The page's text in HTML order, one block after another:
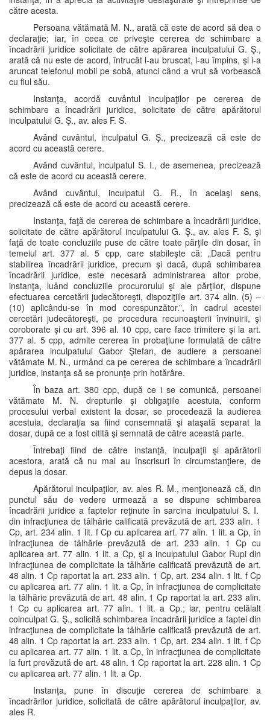
către acesta.
Persoana vătămată M. N., arată că este de acord să dea o
declaraţie; iar, în ceea ce priveşte cererea de schimbare a
încadrării juridice solicitate de către apărarea inculpatului G. Ş.,
arată că nu este de acord, întrucât l-au bruscat, l-au împins, şi i-a
aruncat telefonul mobil pe sobă, atunci când a vrut să vorbească
cu fiul său.
Instanţa, acordă cuvântul inculpaţilor pe cererea de
schimbare a încadrării juridice, solicitate de către apărătorul
inculpatului G. Ş., av. ales F. S.
Având cuvântul, inculpatul G. Ş., precizează că este de
acord cu această cerere.
Având cuvântul, inculpatul S. I., de asemenea, precizează
că este de acord cu această cerere.
Având cuvântul, inculpatul G. R., în acelaşi sens,
precizează că este de acord cu această cerere.
Instanţa, faţă de cererea de schimbare a încadrării juridice,
solicitate de către apărătorul inculpatului G. Ş., av. ales F. S, şi
faţă de toate concluziile puse de către toate părţile din dosar, în
temeiul art. 377 al. 5 cpp, care stabileşte că: „Dacă pentru
stabilirea încadrării juridice, precum şi dacă, după schimbarea
încadrării juridice, este necesară administrarea altor probe,
instanţa, luând concluziile procurorului şi ale părţilor, dispune
efectuarea cercetării judecătoreşti, dispoziţiile art. 374 alin. (5) –
(10) aplicându-se în mod corespunzător.”, în cadrul acestei
cercetări judecătoreşti, pe procedura recunoaşterii învinuirii, şi
coroborate şi cu art. 396 al. 10 cpp, care face trimitere şi la art.
377 al. 5 cpp, admite cererea în probaţiune formulată de către
apărarea inculpatului Gabor Ştefan, de audiere a persoanei
vătămate M. N., urmând ca pe cererea de schimbare a încadrării
juridice, instanţa să se pronunţe prin hotărâre.
În baza art. 380 cpp, după ce i se comunică, persoanei
vătămate M. N. drepturile şi obligaţiile acestuia, conform
procesului verbal existent la dosar, se procedează la audierea
acestuia, declaraţia sa fiind consemnată şi ataşată separat la
dosar, după ce a fost citită şi semnată de către această parte.
Întrebaţi fiind de către instanţă, inculpaţii şi apărătorii
acestora, arată că nu mai au înscrisuri în circumstanţiere, de
depus la dosar.
Apărătorul inculpaţilor, av. ales R. M., menţionează că, din
punctul său de vedere urmează a se dispune schimbarea
încadrării juridice a faptelor reţinute în sarcina inculpatului S. I.
din infracţiunea de tâlhărie calificată prevăzută de art. 233 alin. 1
Cp, art. 234 alin. 1 lit. f Cp cu aplicarea art. 77 alin. 1 lit. a Cp, în
infracţiunea de tâlhărie prevăzută de art. 233 alin. 1 Cp cu
aplicarea art. 77 alin. 1 lit. a Cp, şi a inculpatului Gabor Rupi din
infracţiunea de complicitate la tâlhărie calificată prevăzută de art.
48 alin. 1 Cp raportat la art. 233 alin. 1 Cp, art. 234 alin. 1 lit. f Cp
cu aplicarea art. 77 alin. 1 lit. a Cp, în infracţiunea de complicitate
la tâlhărie prevăzută de art. 48 alin. 1 Cp raportat la art. 233 alin.
1 Cp cu aplicarea art. 77 alin. 1 lit. a Cp.; iar, pentru celălalt
coinculpat G. Ş., solicită schimbarea încadrării juridice a faptei din
infracţiunea de complicitate la tâlhărie calificată prevăzută de art.
48 alin. 1 Cp raportat la art. 233 alin. 1 Cp, art. 234 alin. 1 lit. f Cp
cu aplicarea art. 77 alin. 1 lit. a Cp, în infracţiunea de complicitate
la furt prevăzută de art. 48 alin. 1 Cp raportat la art. 228 alin. 1 Cp
cu aplicarea art. 77 alin. 1 lit. a Cp.
Instanţa, pune în discuţie cererea de schimbare a
încadrărilor juridice, solicitată de către apărătorul inculpaţilor, av.
ales R.